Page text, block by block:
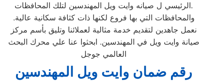
الرئيسي ل صيانه وايت ويل المهندسين لتلك المحافظات.
والمحافظات التي بها فروع لكنها ذات كثافة سكانية عالية.
نعمل جاهدين لتقديم خدمة مثالية لعملائنا وتليق بأسم مركز
صيانة وايت ويل في المهندسين. ابحثوا عنا علي محرك البحث
العالمي جوجل
رقم ضمان وايت ويل المهندسين